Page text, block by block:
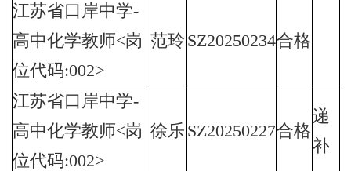
江苏省口岸中学-
高中化学教师<岗
位代码:002>
范玲 SZ20250234合格
江苏省口岸中学-
高中化学教师<岗
位代码:002>
徐乐 SZ20250227合格
递
补